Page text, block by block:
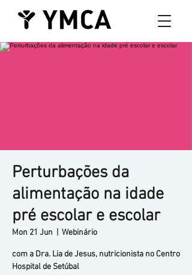
Perturbações da
alimentação na idade
pré escolar e escolar
Mon 21 Jun Webinário
com a Dra. Lia de Jesus, nutricionista no Centro
Hospital de Setúbal